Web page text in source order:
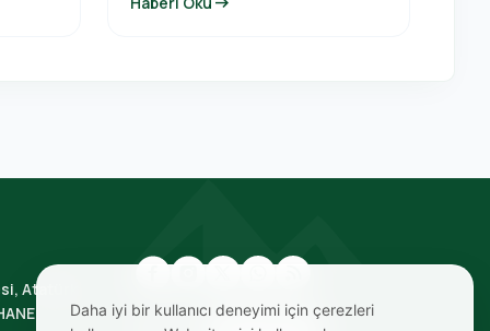
Atatürk
Daha iyi bir kullanıcı deneyimi için çerezleri